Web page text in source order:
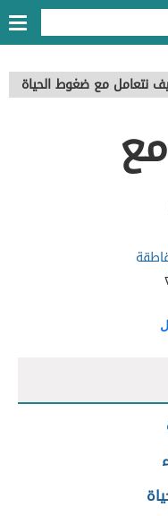
نتعامل مع ضغوط الحياة